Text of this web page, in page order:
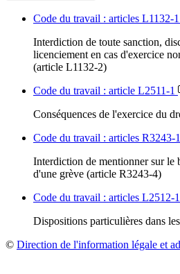
Code du travail : articles L1132-
Interdiction de toute sanction,
licenciement en cas d'exercice
(article L1132-2)
Code du travail : article L2511-1
Conséquences de l'exercice du
Code du travail : articles R3243-
Interdiction de mentionner sur le
d'une grève (article R3243-4)
Code du travail : articles L2512-
Dispositions particulières dans
© Direction de l'information légale et